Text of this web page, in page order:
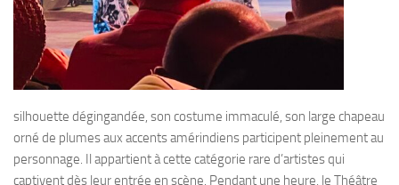
silhouette dégingandée, son costume immaculé, son large chapeau
orné de plumes aux accents amérindiens participent pleinement au
personnage. Il appartient à cette catégorie rare d’artistes qui
captivent dès leur entrée en scène. Pendant une heure, le Théâtre